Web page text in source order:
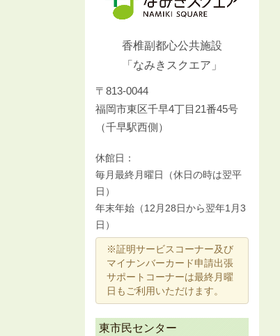
香椎副都心公共施設
「なみきスクエア」
〒813-0044
福岡市東区千早4丁目21番45号
（千早駅西側）
休館日：
毎月最終月曜日（休日の時は翌平
日）
年末年始（12月28日から翌年1月3
日）
※証明サービスコーナー及び
マイナンバーカード申請出張
サポートコーナーは最終月曜
日もご利用いただけます。
東市民センター